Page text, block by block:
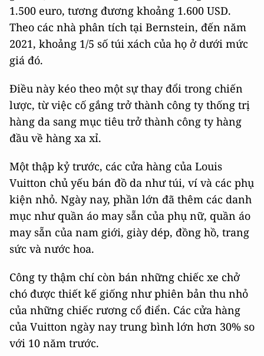
1.500 euro, tương đương khoảng 1.600 USD.
Theo các nhà phân tích tại Bernstein, đến năm
2021, khoảng 1/5 số túi xách của họ ở dưới mức
giá đó.
Điều này kéo theo một sự thay đổi trong chiến
lược, từ việc cố gắng trở thành công ty thống trị
hàng da sang mục tiêu trở thành công ty hàng
đầu về hàng xa xỉ.
Một thập kỷ trước, các cửa hàng của Louis
Vuitton chủ yếu bán đồ da như túi, ví và các phụ
kiện nhỏ. Ngày nay, phần lớn đã thêm các danh
mục như quần áo may sẵn của phụ nữ, quần áo
may sẵn của nam giới, giày dép, đồng hồ, trang
sức và nước hoa.
Công ty thậm chí còn bán những chiếc xe chở
chó được thiết kế giống như phiên bản thu nhỏ
của những chiếc rương cổ điển. Các cửa hàng
của Vuitton ngày nay trung bình lớn hơn 30% so
với 10 năm trước.